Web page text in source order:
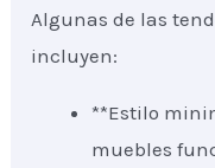
Algunas de las
incluyen:
**Estilo
muebles